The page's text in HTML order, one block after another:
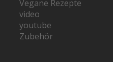
Vegane Rezepte
video
youtube
Zubehör